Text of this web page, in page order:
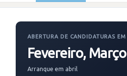
ABERTURA DE CANDIDATURAS EM
Fevereiro, Março
Arranque em abril